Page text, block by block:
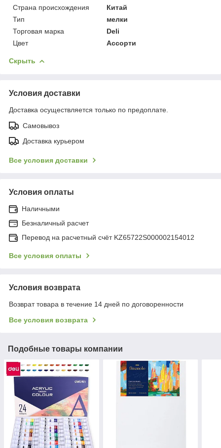
Страна происхождения
Китай
Тип
мелки
Торговая марка
Deli
Цвет
Ассорти
Скрыть
Условия доставки
Доставка осуществляется только по предоплате.
Самовывоз
Доставка курьером
Все условия доставки
Условия оплаты
Наличными
Безналичный расчет
Перевод на расчетный счёт KZ65722S000002154012
Все условия оплаты
Условия возврата
Возврат товара в течение 14 дней по договоренности
Все условия возврата
Подобные товары компании